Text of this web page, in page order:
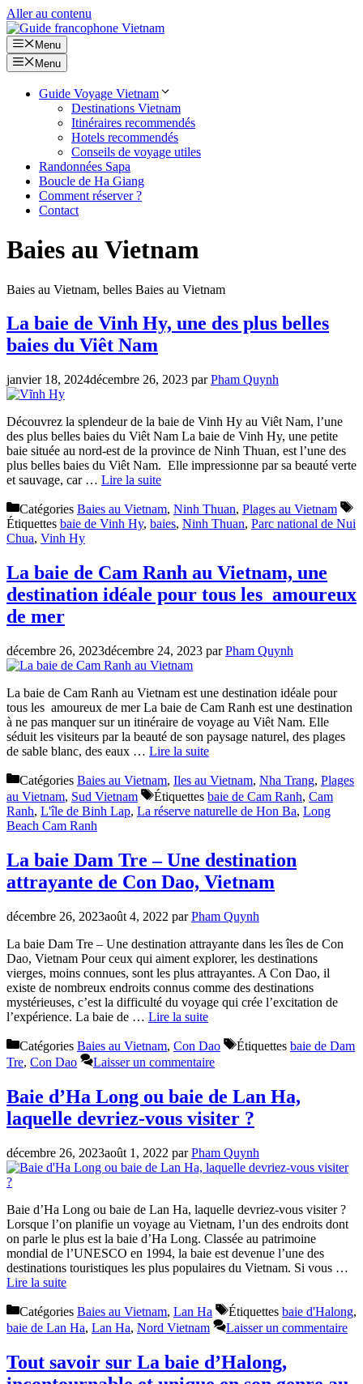
Aller au contenu
Menu
Menu
Guide Voyage Vietnam
Destinations Vietnam
Itinéraires recommendés
Hotels recommendés
Conseils de voyage utiles
Randonnées Sapa
Boucle de Ha Giang
Comment réserver ?
Contact
Baies au Vietnam
Baies au Vietnam, belles Baies au Vietnam
La baie de Vinh Hy, une des plus belles
baies du Viêt Nam
janvier 18, 2024décembre 26, 2023 parPham Quynh
Découvrez la splendeur de la baie de Vinh Hy au Viêt Nam, l’une
des plus belles baies du Viêt Nam La baie de Vinh Hy, une petite
baie située au nord-est de la province de Ninh Thuan, est l’une des
plus belles baies du Viêt Nam. Elle impressionne par sa beauté verte
et sauvage, car … Lire la suite
Catégories Baies au Vietnam, Ninh Thuan, Plages au Vietnam
Étiquettes baie de Vinh Hy, baies, Ninh Thuan, Parc national de Nui
Chua, Vinh Hy
La baie de Cam Ranh au Vietnam, une
destination idéale pour tous les amoureux
de mer
décembre 26, 2023décembre 24, 2023 parPham Quynh
La baie de Cam Ranh au Vietnam est une destination idéale pour
tous les amoureux de mer La baie de Cam Ranh est une destination
à ne pas manquer sur un itinéraire de voyage au Viêt Nam. Elle
séduit les visiteurs par la beauté de son paysage naturel, des plages
de sable blanc, des eaux … Lire la suite
Catégories Baies au Vietnam, Iles au Vietnam, Nha Trang, Plages
au Vietnam, Sud Vietnam Étiquettes baie de Cam Ranh, Cam
Ranh, L'île de Binh Lap, La réserve naturelle de Hon Ba, Long
Beach Cam Ranh
La baie Dam Tre – Une destination
attrayante de Con Dao, Vietnam
décembre 26, 2023août 4, 2022 parPham Quynh
La baie Dam Tre – Une destination attrayante dans les îles de Con
Dao, Vietnam Pour ceux qui aiment explorer, les destinations
vierges, moins connues, sont les plus attrayantes. A Con Dao, il
existe de nombreux endroits connus comme des destinations
mystérieuses, c’est la difficulté du voyage qui crée l’excitation de
l’expérience. La baie de … Lire la suite
Catégories Baies au Vietnam, Con Dao Étiquettes baie de Dam
Tre, Con Dao Laisser un commentaire
Baie d’Ha Long ou baie de Lan Ha,
laquelle devriez-vous visiter ?
décembre 26, 2023août 1, 2022 parPham Quynh
Baie d’Ha Long ou baie de Lan Ha, laquelle devriez-vous visiter ?
Lorsque l’on planifie un voyage au Vietnam, l’un des endroits dont
on parle le plus est la baie d’Ha Long. Classée au patrimoine
mondial de l’UNESCO en 1994, la baie est devenue l’une des
destinations touristiques les plus populaires du Vietnam. Si vous …
Lire la suite
Catégories Baies au Vietnam, Lan Ha Étiquettes baie d'Halong,
baie de Lan Ha, Lan Ha, Nord Vietnam Laisser un commentaire
Tout savoir sur La baie d’Halong,